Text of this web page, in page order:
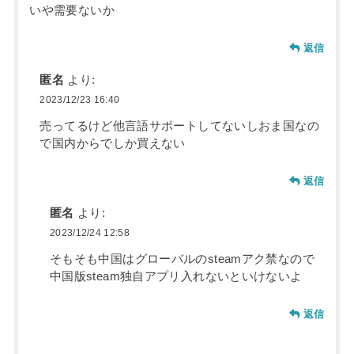
いや需要ないか
返信
匿名 より:
2023/12/23 16:40
売ってるけど他言語サポートしてないしおま国なの
で国内からでしか買えない
返信
匿名 より:
2023/12/24 12:58
そもそも中国はグローバルのsteamアク禁なので
中国版steam独自アプリ入れないといけないよ
返信